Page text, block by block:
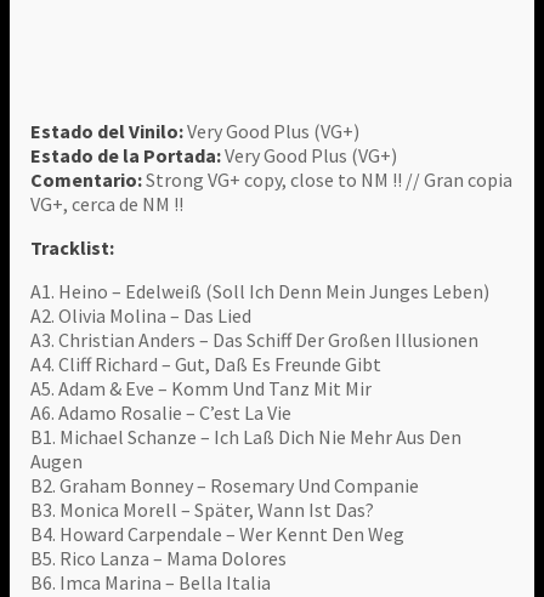
Estado del Vinilo:Very Good Plus (VG+)
Estado de la Portada:Very Good Plus (VG+)
Comentario:Strong VG+ copy, close to NM !! // Gran copia
VG+, cerca de NM !!
Tracklist:
A1. Heino – Edelweiß (Soll Ich Denn Mein Junges Leben)
A2. Olivia Molina – Das Lied
A3. Christian Anders – Das Schiff Der Großen Illusionen
A4. Cliff Richard – Gut, Daß Es Freunde Gibt
A5. Adam & Eve – Komm Und Tanz Mit Mir
A6. Adamo Rosalie – C’est La Vie
B1. Michael Schanze – Ich Laß Dich Nie Mehr Aus Den
Augen
B2. Graham Bonney – Rosemary Und Companie
B3. Monica Morell – Später, Wann Ist Das?
B4. Howard Carpendale – Wer Kennt Den Weg
B5. Rico Lanza – Mama Dolores
B6. Imca Marina – Bella Italia